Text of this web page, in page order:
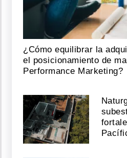
¿Cómo equilibrar la
el posicionamiento de
Performance Marketing?